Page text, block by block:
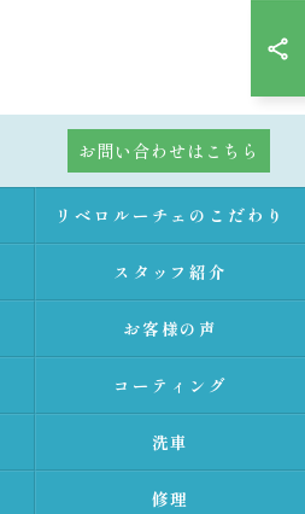
お問い合わせはこちら
リベロルーチェのこだわり
スタッフ紹介
お客様の声
コーティング
洗車
修理